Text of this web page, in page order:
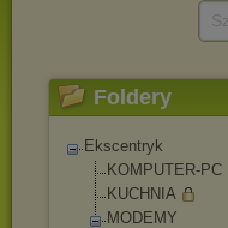
Foldery
Ekscentryk
KOMPUTER-PC
KUCHNIA
MODEMY